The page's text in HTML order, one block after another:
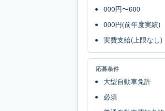
000円〜600
000円(前年度実績)
実費支給(上限なし)
応募条件
大型自動車免許
必須